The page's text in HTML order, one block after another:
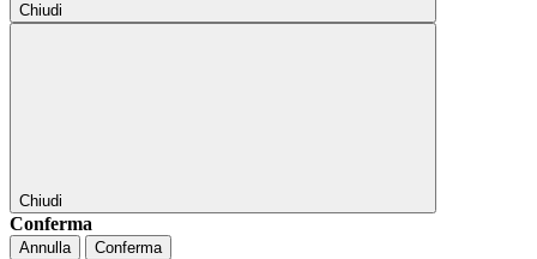
Chiudi
Chiudi
Conferma
Annulla Conferma